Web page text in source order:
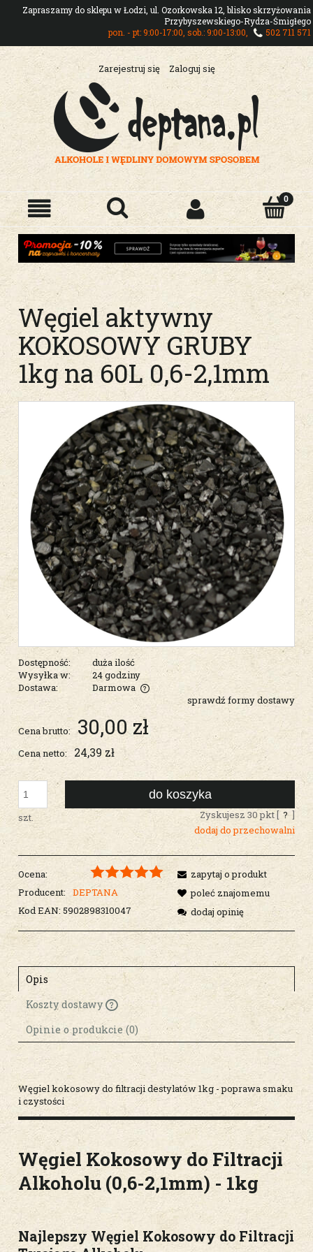
Zapraszamy do sklepu w Łodzi, ul. Ozorkowska 12, blisko skrzyżowania
Przybyszewskiego-Rydza-Śmigłego
pon. - pt: 9:00-17:00, sob.: 9:00-13:00,
502 711 571
Zarejestruj się Zaloguj się
Węgiel aktywny
KOKOSOWY GRUBY
1kg na 60L 0,6-2,1mm
Dostępność:
duża ilość
Wysyłka w:
24 godziny
Dostawa:
Darmowa
Cena nie zawiera ewentualnych kosztów płatności
sprawdź formy dostawy
Cena brutto: 30,00 zł
Cena netto: 24,39 zł
szt.
do koszyka
Zyskujesz 30pkt [ ? ]
dodaj do przechowalni
Ocena:
Producent:
DEPTANA
Kod EAN: 5902898310047
zapytaj o produkt
poleć znajomemu
dodaj opinię
Opis
Koszty dostawy
Cena nie zawiera ewentualnych kosztów
płatności
Opinie o produkcie (0)
Węgiel kokosowy do filtracji destylatów 1kg - poprawa smaku
i czystości
Węgiel Kokosowy do Filtracji
Alkoholu (0,6-2,1mm) - 1kg
Najlepszy Węgiel Kokosowy do Filtracji